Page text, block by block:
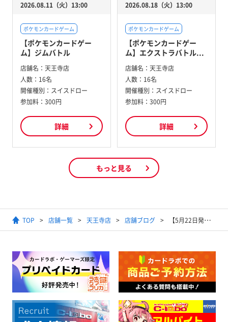
2026.08.11（火）13:00
ポケモンカードゲーム
【ポケモンカードゲー
ム】ジムバトル
店舗名： 天王寺店
人数： 16名
開催種別： スイスドロー
参加料： 300円
詳細
2026.08.18（火）13:00
ポケモンカードゲーム
【ポケモンカードゲー
ム】エクストラバトル...
店舗名： 天王寺店
人数： 16名
開催種別： スイスドロー
参加料： 300円
詳細
もっと見る
TOP 店舗一覧 天王寺店 店舗ブログ 【5月22日発売】『ポケモンカードゲーム MEGA 拡張パック アビスアイ』抽選予約販売のお知らせ